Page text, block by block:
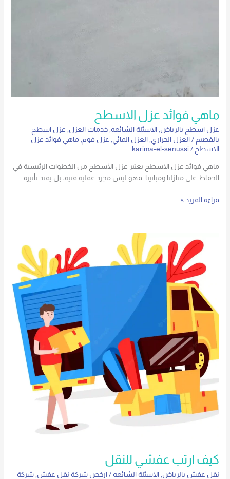
ماهي فوائد عزل الاسطح
عزل اسطح بالرياض, الاسئلة الشائعه,خدمات العزل, عزل اسطح
بالقصيم / العزل الحراري, العزل المائي, عزل فوم,ماهي فوائد عزل
الاسطح /
karima-el-senussi
ماهي فوائد عزل الاسطح يعتبر عزل الأسطح من الخطوات الرئيسية في
الحفاظ على منازلنا ومبانينا. فهو ليس مجرد عملية فنية، بل يمتد تأثيرة
قراءة المزيد »
كيف ارتب عفشي للنقل
نقل عفش بالرياض ,الاسئلة الشائعه /ارخص شركة نقل عفش ,شركة
للنقل